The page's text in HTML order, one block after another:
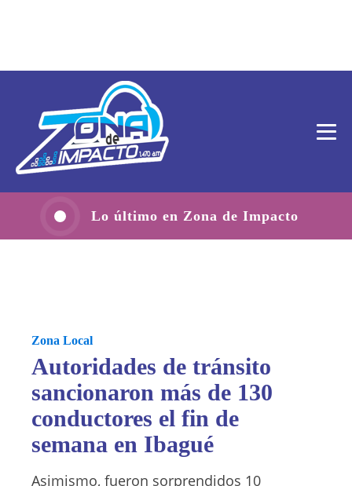
Lo último en Zona de Impacto
Zona Local
Autoridades de tránsito
sancionaron más de 130
conductores el fin de
semana en Ibagué
Asimismo, fueron sorprendidos 10